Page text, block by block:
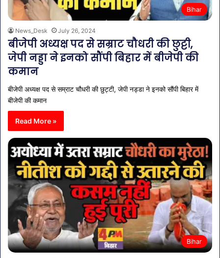
Bihar
News_Desk July 26, 2024
बीजेपी अध्यक्ष पद से सम्राट चौधरी की छुट्टी,
जेपी नड्डा ने इनको सौंपी बिहार में बीजेपी की
कमान
बीजेपी अध्यक्ष पद से सम्राट चौधरी की छुट्टी, जेपी नड्डा ने इनको सौंपी बिहार में
बीजेपी की कमान
Read More »
Bihar